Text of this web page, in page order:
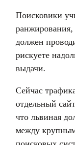
Поисковики
должен
рискуете
выдачи.
Сейчас
отдельный
что львиная
между